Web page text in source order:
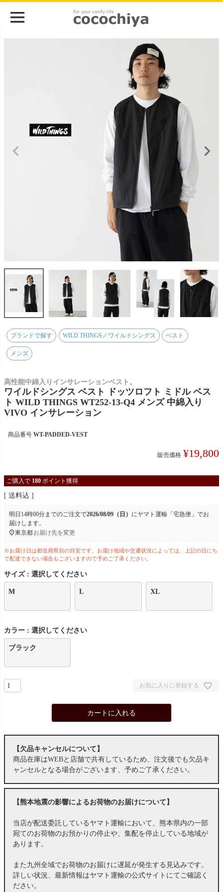
ブランドで探す WILD THINGS／ワイルドシングス ベスト
メンズ
高性能中綿入りインサレーションベスト。
ワイルドシングス ベスト ドッツロフト ミドル ベス
ト WILD THINGS WT252-13-Q4 メンズ 中綿入り
VIVO インサレーション
商品番号 WT-PADDED-VEST
販売価格 ¥19,800
ご購入で 180 ポイント獲得
送料込
明日 14時00分までのご注文で2026/08/09（日） にヤマト運輸「宅急便」 でお
届けします。
東京都お届け先を変更
※お届け日は都道府県別の目安です。お届け地域や交通状況によっては、上記の日にち
で配達できない場合もございますので予めご了承ください。
サイズ 選択してください
M L XL
カラー 選択してください
ブラック
お気に入りに登録する
カートに入れる
【欠品キャンセルについて】
商品在庫はWEBと店舗で共有しているため、注文後でも欠品キ
ャンセルとなる場合がございます、予めご了承ください。
【熊本地震の影響によるお荷物のお届けについて】
当店が配送委託しているヤマト運輸において、熊本県内の一部
宛てのお荷物のお預かりの停止や、集配を停止している地域が
あります。
また九州全域でお荷物のお届けに遅延が発生する見込みです。
詳しい状況、最新情報はヤマト運輸の公式サイトにてご確認く
ださい。